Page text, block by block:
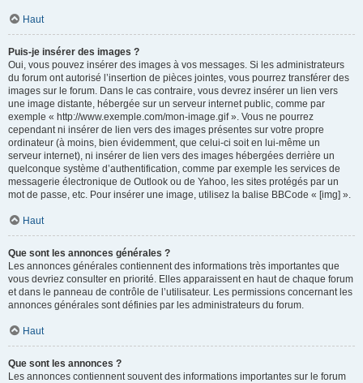
Haut
Puis-je insérer des images ?
Oui, vous pouvez insérer des images à vos messages. Si les administrateurs
du forum ont autorisé l’insertion de pièces jointes, vous pourrez transférer des
images sur le forum. Dans le cas contraire, vous devrez insérer un lien vers
une image distante, hébergée sur un serveur internet public, comme par
exemple « http://www.exemple.com/mon-image.gif ». Vous ne pourrez
cependant ni insérer de lien vers des images présentes sur votre propre
ordinateur (à moins, bien évidemment, que celui-ci soit en lui-même un
serveur internet), ni insérer de lien vers des images hébergées derrière un
quelconque système d’authentification, comme par exemple les services de
messagerie électronique de Outlook ou de Yahoo, les sites protégés par un
mot de passe, etc. Pour insérer une image, utilisez la balise BBCode « [img] ».
Haut
Que sont les annonces générales ?
Les annonces générales contiennent des informations très importantes que
vous devriez consulter en priorité. Elles apparaissent en haut de chaque forum
et dans le panneau de contrôle de l’utilisateur. Les permissions concernant les
annonces générales sont définies par les administrateurs du forum.
Haut
Que sont les annonces ?
Les annonces contiennent souvent des informations importantes sur le forum